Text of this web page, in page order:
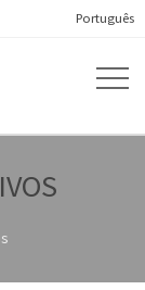
Português